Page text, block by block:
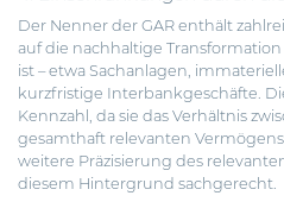
Der Nenner der GAR enthält
auf die nachhaltige
ist – etwa Sachanlagen,
kurzfristige Interbankgeschäfte.
Kennzahl, da sie das Verhältnis
gesamthaft relevanten
weitere Präzisierung des
diesem Hintergrund sachgerecht.